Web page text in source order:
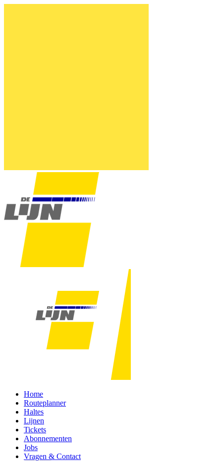
Home
Routeplanner
Haltes
Lijnen
Tickets
Abonnementen
Jobs
Vragen & Contact